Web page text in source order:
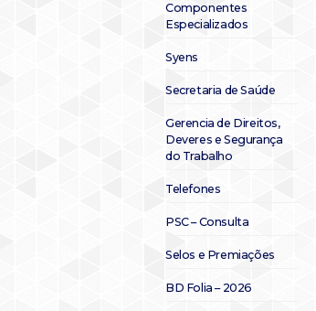
Componentes
Especializados
Syens
Secretaria de Saúde
Gerencia de Direitos,
Deveres e Segurança
do Trabalho
Telefones
PSC – Consulta
Selos e Premiações
BD Folia – 2026